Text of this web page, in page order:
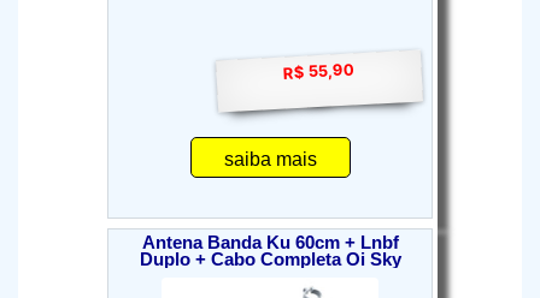
R$ 55,90
saiba mais
Antena Banda Ku 60cm + Lnbf
Duplo + Cabo Completa Oi Sky